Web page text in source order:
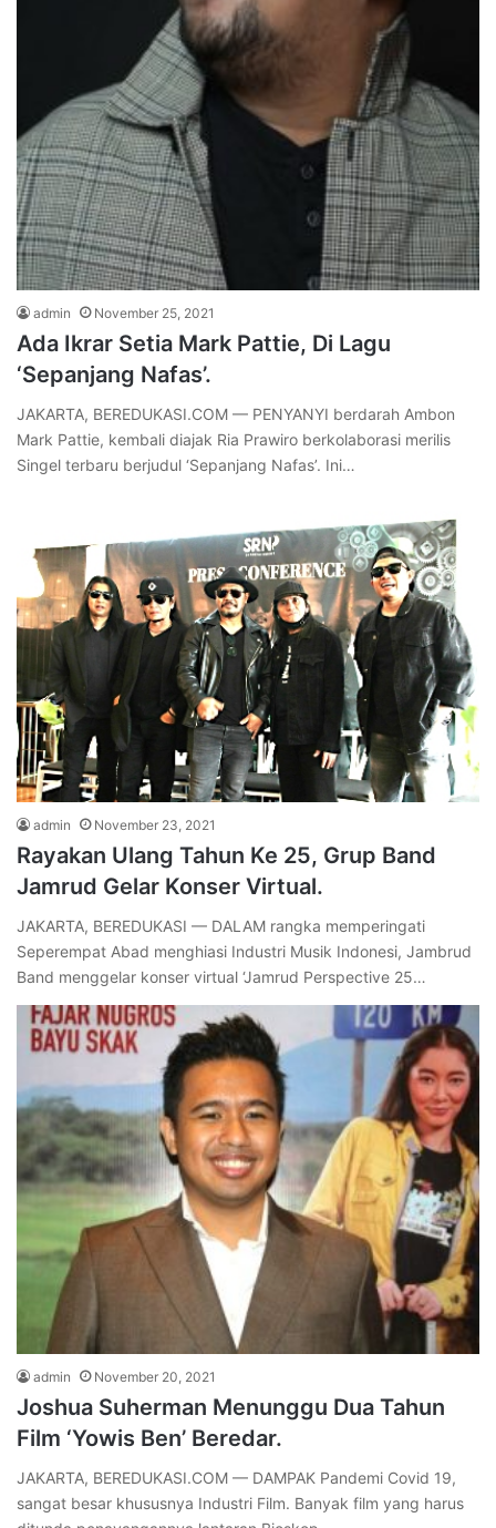
admin November 25, 2021
Ada Ikrar Setia Mark Pattie, Di Lagu
‘Sepanjang Nafas’.
JAKARTA, BEREDUKASI.COM — PENYANYI berdarah Ambon
Mark Pattie, kembali diajak Ria Prawiro berkolaborasi merilis
Singel terbaru berjudul ‘Sepanjang Nafas’. Ini…
admin November 23, 2021
Rayakan Ulang Tahun Ke 25, Grup Band
Jamrud Gelar Konser Virtual.
JAKARTA, BEREDUKASI — DALAM rangka memperingati
Seperempat Abad menghiasi Industri Musik Indonesi, Jambrud
Band menggelar konser virtual ‘Jamrud Perspective 25…
admin November 20, 2021
Joshua Suherman Menunggu Dua Tahun
Film ‘Yowis Ben’ Beredar.
JAKARTA, BEREDUKASI.COM — DAMPAK Pandemi Covid 19,
sangat besar khususnya Industri Film. Banyak film yang harus